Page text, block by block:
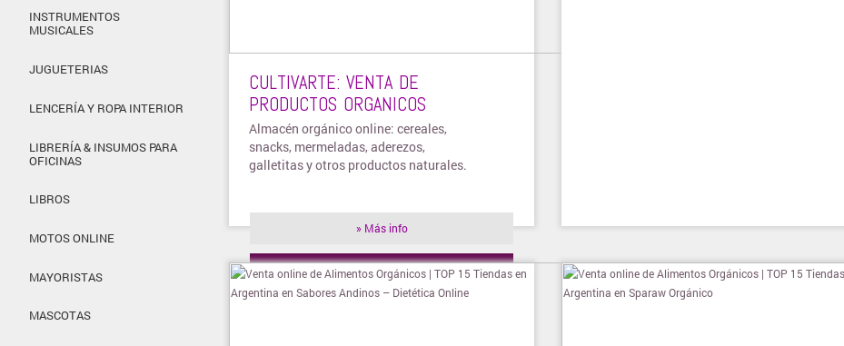
INSTRUMENTOS
MUSICALES
JUGUETERIAS
LENCERÍA Y ROPA INTERIOR
LIBRERÍA & INSUMOS PARA
OFICINAS
LIBROS
MOTOS ONLINE
MAYORISTAS
MASCOTAS
CULTIVARTE: VENTA DE
PRODUCTOS ORGANICOS
Almacén orgánico online: cereales,
snacks, mermeladas, aderezos,
galletitas y otros productos naturales.
» Más info
» Visitar tienda